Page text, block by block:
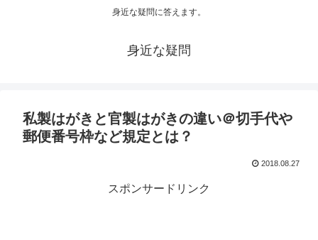
身近な疑問に答えます。
身近な疑問
私製はがきと官製はがきの違い＠切手代や
郵便番号枠など規定とは？
2018.08.27
スポンサードリンク